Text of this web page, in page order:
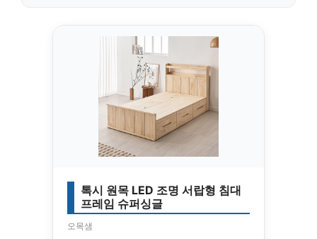
톡시 원목 LED 조명 서랍형 침대
프레임 슈퍼싱글
오목샘